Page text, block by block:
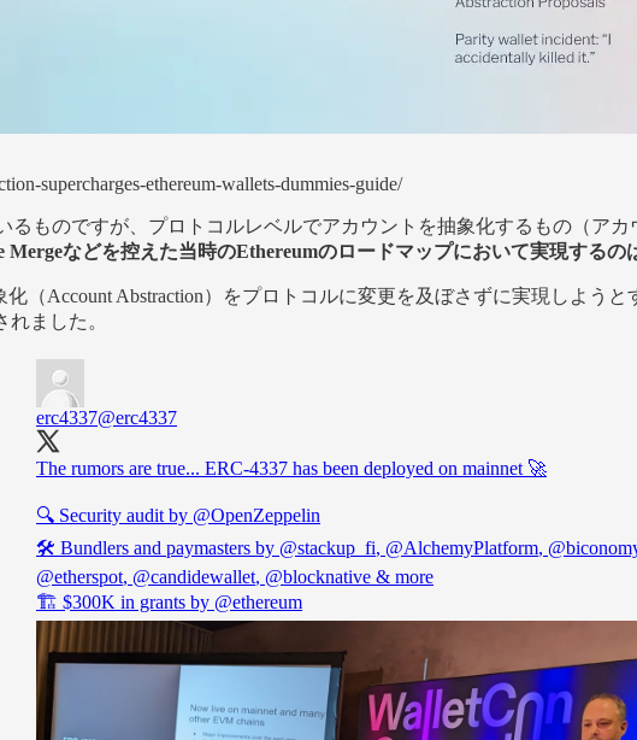
supercharges-ethereum-wallets-dummies-guide/
るものですが、プロトコルレベルでアカウントを抽象化するもの（ア
などを控えた当時のEthereumのロードマップにおいて実現するの
化（Account Abstraction）をプロトコルに変更を及ぼさずに実現しよう
ました。
erc4337@erc4337
The rumors are true... ERC-4337 has been deployed on mainnet 🚀
🔍 Security audit by @OpenZeppelin
🛠️ Bundlers and paymasters by @stackup_fi, @AlchemyPlatform,
@etherspot, @candidewallet, @blocknative & more
🏗️ $300K in grants by @ethereum